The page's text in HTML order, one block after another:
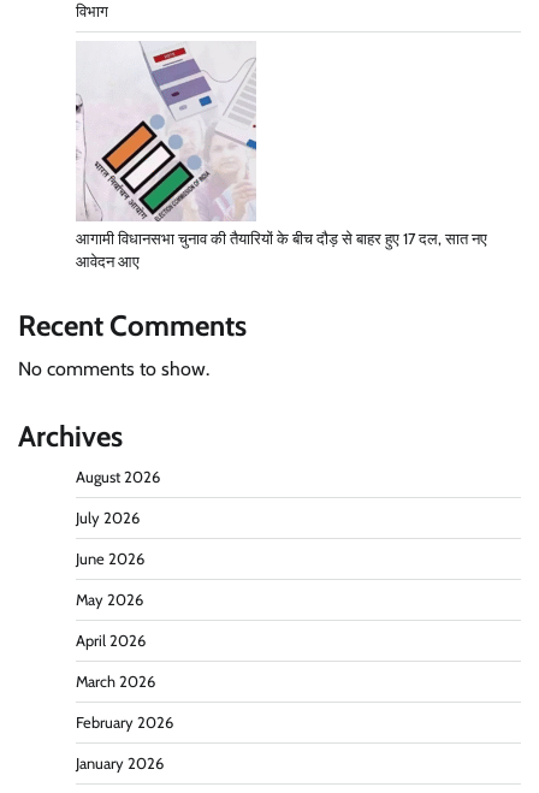
विभाग
आगामी विधानसभा चुनाव की तैयारियों के बीच दौड़ से बाहर हुए 17 दल, सात नए
आवेदन आए
Recent Comments
No comments to show.
Archives
August 2026
July 2026
June 2026
May 2026
April 2026
March 2026
February 2026
January 2026